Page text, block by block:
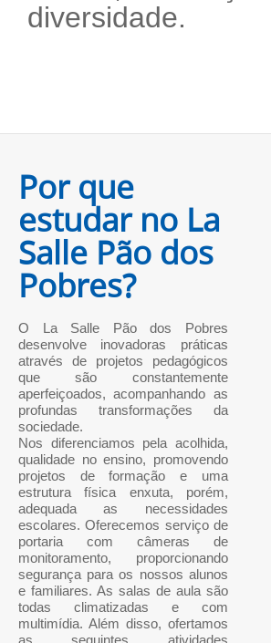
diversidade.
Por que
estudar no La
Salle Pão dos
Pobres?
O La Salle Pão dos Pobres
desenvolve inovadoras práticas
através de projetos pedagógicos
que são constantemente
aperfeiçoados, acompanhando as
profundas transformações da
sociedade.
Nos diferenciamos pela acolhida,
qualidade no ensino, promovendo
projetos de formação e uma
estrutura física enxuta, porém,
adequada as necessidades
escolares. Oferecemos serviço de
portaria com câmeras de
monitoramento, proporcionando
segurança para os nossos alunos
e familiares. As salas de aula são
todas climatizadas e com
multimídia. Além disso, ofertamos
as seguintes atividades